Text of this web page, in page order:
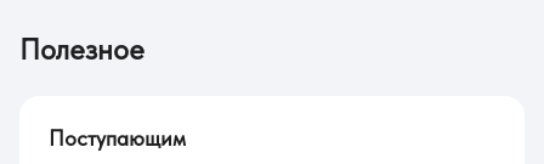
Полезное
Поступающим